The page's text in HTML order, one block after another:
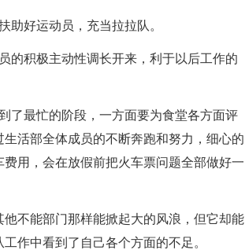
好运动员，充当拉拉队。
积极主动性调长开来，利于以后工作的
最忙的阶段，一方面要为食堂各方面评
活部全体成员的不断奔跑和努力，细心的
用，会在放假前把火车票问题全部做好一
不能部门那样能掀起大的风浪，但它却能
作中看到了自己各个方面的不足。